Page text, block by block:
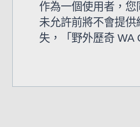
作為一個使用者，
未允許前將不會提
失，「野外歷奇 WA